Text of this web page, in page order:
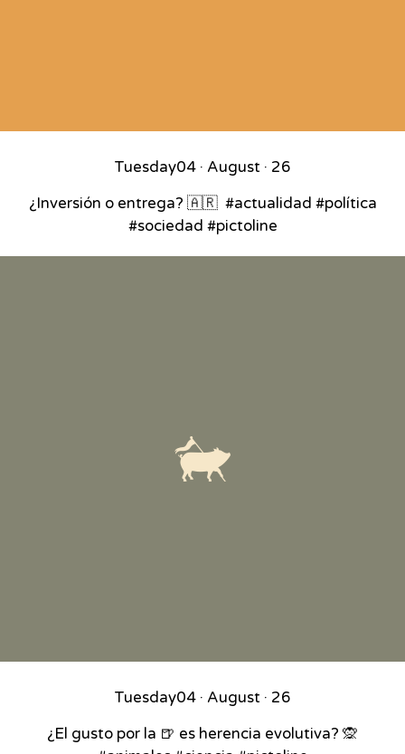
Tuesday04 · August · 26
¿Inversión o entrega? 🇦🇷⁣ ⁣ #actualidad #política
#sociedad #pictoline
Tuesday04 · August · 26
¿El gusto por la 🍺 es herencia evolutiva? 🙊